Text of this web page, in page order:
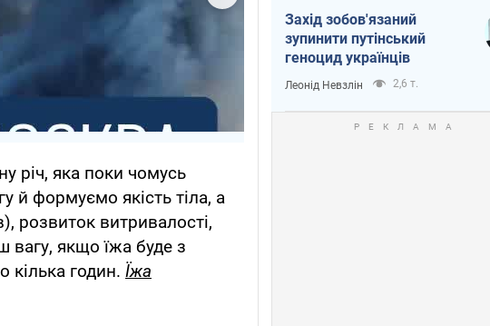
річ, яка поки чомусь
й формуємо якість тіла, а
розвиток витривалості,
вагу, якщо їжа буде з
кілька годин. Їжа
Захід зобов'язаний
зупинити путінський
геноцид українців
Леонід Невзлін 2,6 т.